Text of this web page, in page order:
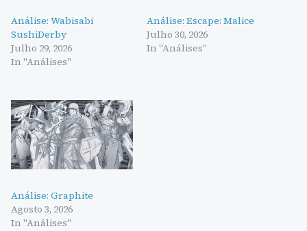
Análise: Wabisabi
SushiDerby
Julho 29, 2026
In "Análises"
Análise: Escape: Malice
Julho 30, 2026
In "Análises"
Análise: Graphite
Agosto 3, 2026
In "Análises"